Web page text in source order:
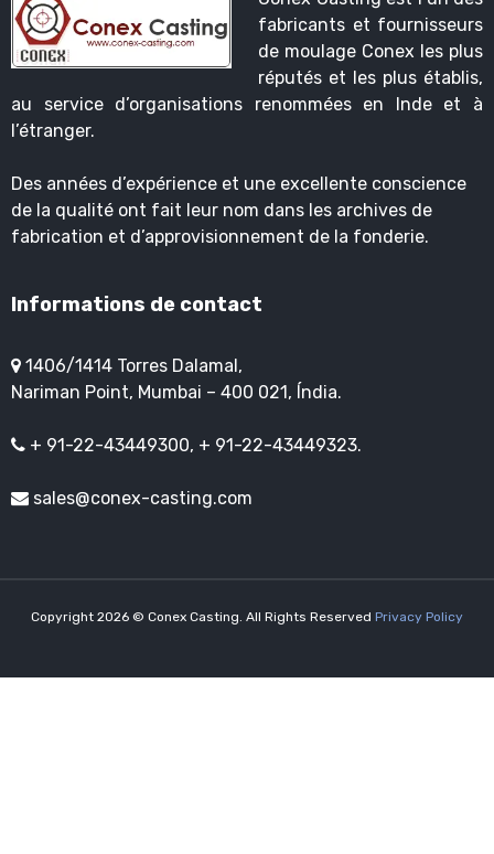
fabricants et fournisseurs
de moulage Conex les plus
réputés et les plus établis,
au service d’organisations renommées en Inde et à
l’étranger.
Des années d’expérience et une excellente conscience
de la qualité ont fait leur nom dans les archives de
fabrication et d’approvisionnement de la fonderie.
Informations de contact
1406/1414 Torres Dalamal,
Nariman Point, Mumbai – 400 021, Índia.
+ 91-22-43449300, + 91-22-43449323.
sales@conex-casting.com
Copyright 2026 © Conex Casting. All Rights Reserved Privacy Policy